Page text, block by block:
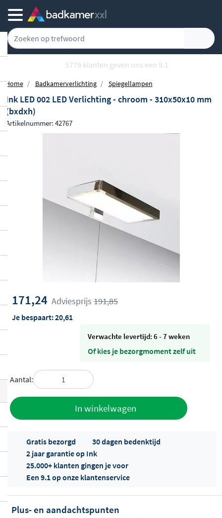
5779 klanten geven ons een 9.1
Home Badkamerverlichting Spiegellampen
Ink LED 002 LED Verlichting - chroom - 310x50x10 mm
(bxdxh)
Artikelnummer: 42767
171,24 Adviesprijs 191,85
Je bespaart:20,61
Verwachte levertijd: 6 - 7 weken
Of kies je bezorgmoment zelf uit
Aantal:
In winkelwagen
Offertes
Gratis bezorgd
30 dagen bedenktijd
2 jaar garantie op Ink
25.000+ klanten gingen je voor
Een 9.1 op onze klantenservice
Plus- en aandachtspunten